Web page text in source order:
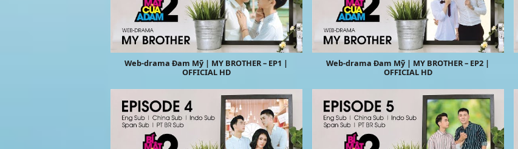
Web-drama Đam Mỹ | MY BROTHER – EP1 |
OFFICIAL HD
Web-drama Đam Mỹ | MY BROTHER – EP2 |
OFFICIAL HD